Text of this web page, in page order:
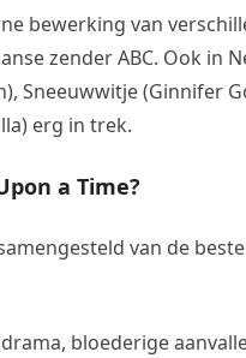
bewerking van
zender ABC. Ook in
Sneeuwwitje (Ginnifer
erg in trek.
a Time?
van de
bloederige